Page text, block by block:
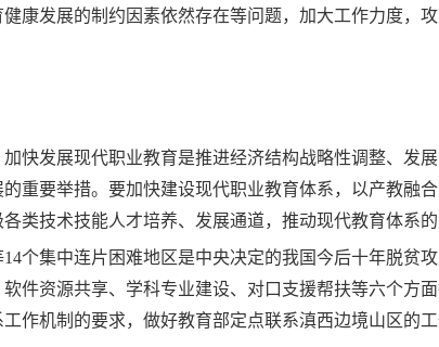
康发展的制约因素依然存在等问题，加大工作力度，
快发展现代职业教育是推进经济结构战略性调整、发
重要举措。要加快建设现代职业教育体系，以产教融
类技术技能人才培养、发展通道，推动现代教育体系
14个集中连片困难地区是中央决定的我国今后十年脱贫
件资源共享、学科专业建设、对口支援帮扶等六个方
作机制的要求，做好教育部定点联系滇西边境山区的工